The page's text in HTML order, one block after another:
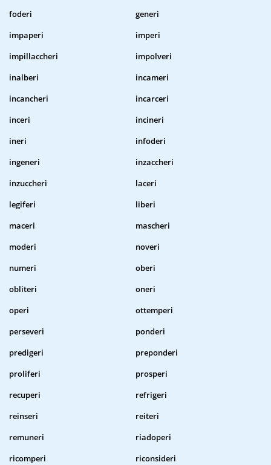
foderi
generi
impaperi
imperi
impillaccheri
impolveri
inalberi
incameri
incancheri
incarceri
inceri
incineri
ineri
infoderi
ingeneri
inzaccheri
inzuccheri
laceri
legiferi
liberi
maceri
mascheri
moderi
noveri
numeri
oberi
obliteri
oneri
operi
ottemperi
perseveri
ponderi
predigeri
preponderi
proliferi
prosperi
recuperi
refrigeri
reinseri
reiteri
remuneri
riadoperi
ricomperi
riconsideri